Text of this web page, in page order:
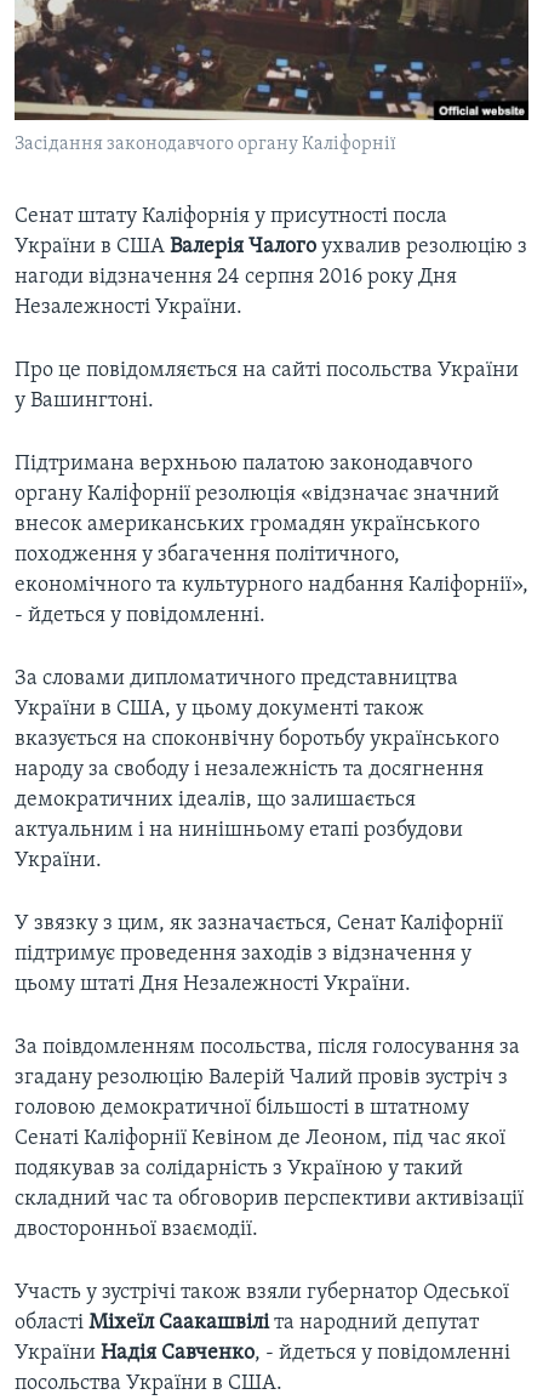
СУСПІЛЬСТВО
ЕКОНОМІКА
ІСТОРІЇ УСПІХУ УКРАЇНЦІВ
ТЕЛЕПРОГРАМИ
ЧАС-TIME
БРИФІНГ ГОЛОСУ АМЕРИКИ
ВІКНО В АМЕРИКУ
ПРАЙМ-ТАЙМ
ПОГЛЯД З ВАШИНГТОНА
ENGLISH
Learning English
МИ В СОЦМЕРЕЖАХ
Засідання законодавчого органу Каліфорнії
Сенат штату Каліфорнія у присутності посла
України в США Валерія Чалого ухвалив резолюцію з
нагоди відзначення 24 серпня 2016 року Дня
Незалежності України.
Про це повідомляється на сайті посольства України
у Вашингтоні.
Підтримана верхньою палатою законодавчого
органу Каліфорнії резолюція «відзначає значний
внесок американських громадян українського
походження у збагачення політичного,
економічного та культурного надбання Каліфорнії»,
- йдеться у повідомленні.
За словами дипломатичного представництва
України в США, у цьому документі також
вказується на споконвічну боротьбу українського
народу за свободу і незалежність та досягнення
демократичних ідеалів, що залишається
актуальним і на нинішньому етапі розбудови
України.
У звязку з цим, як зазначається, Сенат Каліфорнії
підтримує проведення заходів з відзначення у
цьому штаті Дня Незалежності України.
За поівдомленням посольства, після голосування за
згадану резолюцію Валерій Чалий провів зустріч з
головою демократичної більшості в штатному
Сенаті Каліфорнії Кевіном де Леоном, під час якої
подякував за солідарність з Україною у такий
складний час та обговорив перспективи активізації
двосторонньої взаємодії.
Участь у зустрічі також взяли губернатор Одеської
області Міхеїл Саакашвіліта народний депутат
України Надія Савченко, - йдеться у повідомленні
посольства України в США.